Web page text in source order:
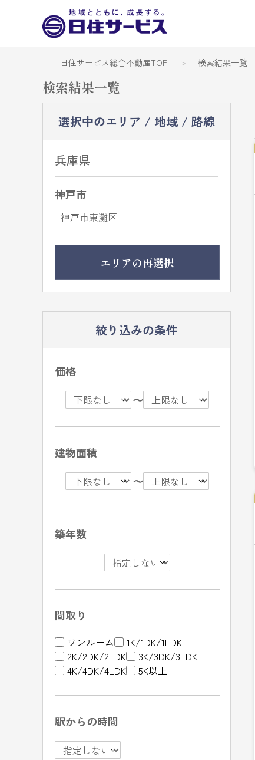
日住サービス総合不動産TOP 検索結果一覧
検索結果一覧
選択中のエリア / 地域 / 路線
兵庫県
神戸市
神戸市東灘区
エリアの再選択
絞り込みの条件
価格
〜
建物面積
〜
築年数
間取り
ワンルーム
1K/1DK/1LDK
2K/2DK/2LDK
3K/3DK/3LDK
4K/4DK/4LDK
5K以上
駅からの時間